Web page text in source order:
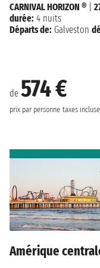
de 574 €
prix par personne taxes
CARNIVAL HORIZON ®
durée: 4 nuits
Départs de: Galveston
Amérique